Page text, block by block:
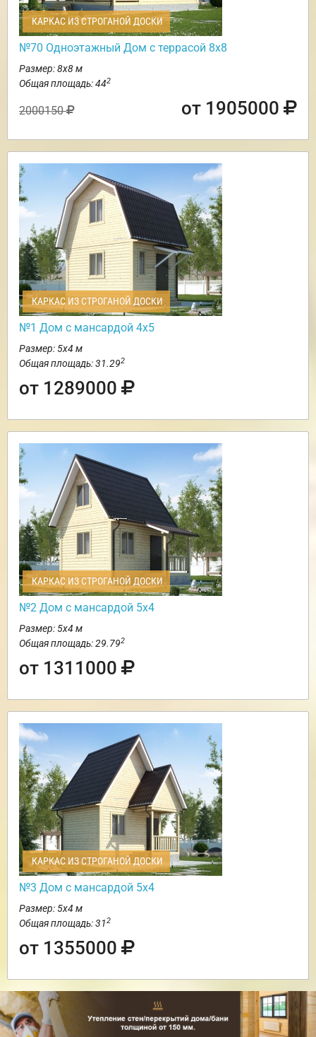
КАРКАС ИЗ СТРОГАНОЙ ДОСКИ
№70 Одноэтажный Дом с террасой 8х8
Размер: 8х8 м
Общая площадь: 442
2000150 от 1905000
КАРКАС ИЗ СТРОГАНОЙ ДОСКИ
№1 Дом с мансардой 4х5
Размер: 5х4 м
Общая площадь: 31.292
от 1289000
КАРКАС ИЗ СТРОГАНОЙ ДОСКИ
№2 Дом с мансардой 5х4
Размер: 5х4 м
Общая площадь: 29.792
от 1311000
КАРКАС ИЗ СТРОГАНОЙ ДОСКИ
№3 Дом с мансардой 5х4
Размер: 5х4 м
Общая площадь: 312
от 1355000